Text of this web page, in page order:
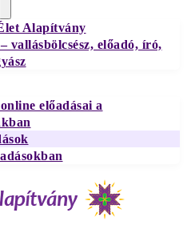
Alapítvány
vallásbölcsész, előadó, író,
előadásai a